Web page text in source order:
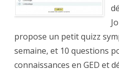
propose un petit quizz
semaine, et 10 questions
connaissances en GED et